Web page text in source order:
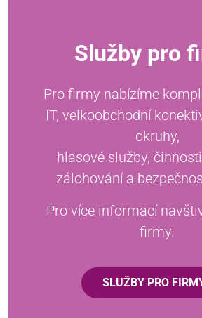
Služby pro
Pro firmy nabízíme
IT, velkoobchodní
okruhy,
hlasové služby,
zálohování a
Pro více informací
firmy.
SLUŽBY PRO